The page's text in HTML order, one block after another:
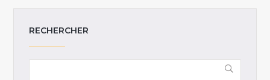
RECHERCHER